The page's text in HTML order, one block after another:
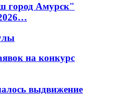
город Амурск"
на конкурс
выдвижение